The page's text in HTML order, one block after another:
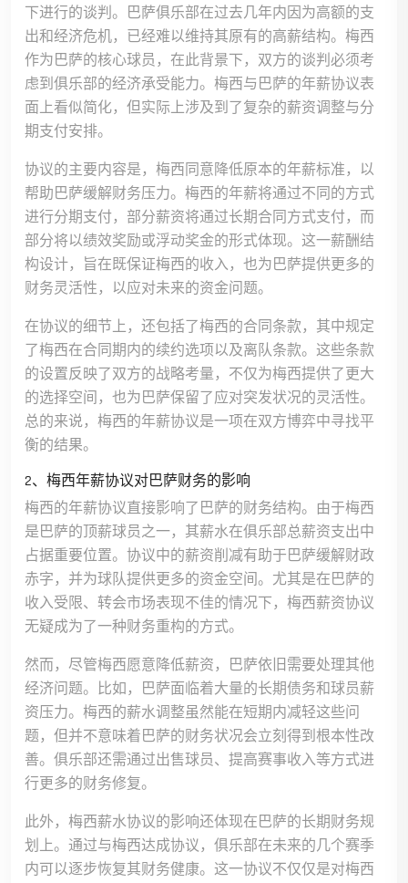
下进行的谈判。巴萨俱乐部在过去几年内因为高额的支
出和经济危机，已经难以维持其原有的高薪结构。梅西
作为巴萨的核心球员，在此背景下，双方的谈判必须考
虑到俱乐部的经济承受能力。梅西与巴萨的年薪协议表
面上看似简化，但实际上涉及到了复杂的薪资调整与分
期支付安排。
协议的主要内容是，梅西同意降低原本的年薪标准，以
帮助巴萨缓解财务压力。梅西的年薪将通过不同的方式
进行分期支付，部分薪资将通过长期合同方式支付，而
部分将以绩效奖励或浮动奖金的形式体现。这一薪酬结
构设计，旨在既保证梅西的收入，也为巴萨提供更多的
财务灵活性，以应对未来的资金问题。
在协议的细节上，还包括了梅西的合同条款，其中规定
了梅西在合同期内的续约选项以及离队条款。这些条款
的设置反映了双方的战略考量，不仅为梅西提供了更大
的选择空间，也为巴萨保留了应对突发状况的灵活性。
总的来说，梅西的年薪协议是一项在双方博弈中寻找平
衡的结果。
2、梅西年薪协议对巴萨财务的影响
梅西的年薪协议直接影响了巴萨的财务结构。由于梅西
是巴萨的顶薪球员之一，其薪水在俱乐部总薪资支出中
占据重要位置。协议中的薪资削减有助于巴萨缓解财政
赤字，并为球队提供更多的资金空间。尤其是在巴萨的
收入受限、转会市场表现不佳的情况下，梅西薪资协议
无疑成为了一种财务重构的方式。
然而，尽管梅西愿意降低薪资，巴萨依旧需要处理其他
经济问题。比如，巴萨面临着大量的长期债务和球员薪
资压力。梅西的薪水调整虽然能在短期内减轻这些问
题，但并不意味着巴萨的财务状况会立刻得到根本性改
善。俱乐部还需通过出售球员、提高赛事收入等方式进
行更多的财务修复。
此外，梅西薪水协议的影响还体现在巴萨的长期财务规
划上。通过与梅西达成协议，俱乐部在未来的几个赛季
内可以逐步恢复其财务健康。这一协议不仅仅是对梅西